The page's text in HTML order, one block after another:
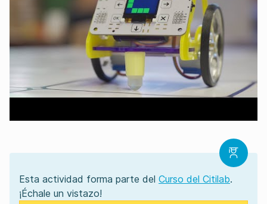
Esta actividad forma parte del Curso del Citilab.
¡Échale un vistazo!